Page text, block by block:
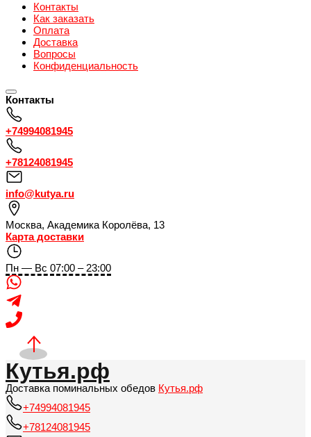
Контакты
Как заказать
Оплата
Доставка
Вопросы
Конфиденциальность
Контакты
+74994081945
+78124081945
info@kutya.ru
Москва, Академика Королёва, 13
Карта доставки
Пн — Вс 07:00 – 23:00
Кутья.рф
Доставка поминальных обедов Кутья.рф
+74994081945
+78124081945